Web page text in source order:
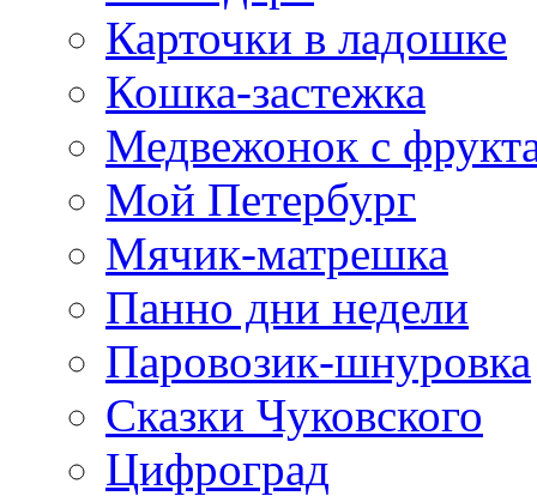
Карточки в ладошке
Кошка-застежка
Медвежонок с
Мой Петербург
Мячик-матрешка
Панно дни недели
Паровозик-шнуровка
Сказки Чуковского
Цифроград